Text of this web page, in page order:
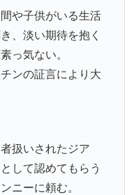
や子供がいる生活
、淡い期待を抱く
っ気ない。
ンの証言により大
扱いされたジア
して認めてもらう
ニーに頼む。